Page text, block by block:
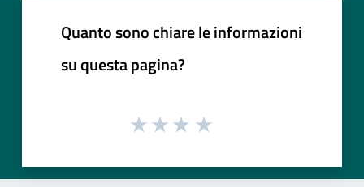
Quanto sono chiare le informazioni
su questa pagina?